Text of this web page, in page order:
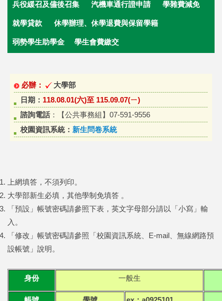
兵役緩召及儘後召集 汽機車通行證申請 學雜費減免
就學貸款 休學辦理、休學退費與保留學籍
弱勢學生助學金 學生會費繳交
必辦：
大學部
日期： 118.08.01(六)至 115.09.07(ㄧ)
諮詢電話：
【公共事務組】07-591-9556
校園資訊系統： 新生問卷系統
上網填答，不須列印。
大學部新生必填，其他學制免填答 。
「預設」帳號密碼請參照下表，英文字母部分請以「小寫」輸
入。
「修改」帳號密碼請參照「校園資訊系統、E-mail、無線網路預
設帳號」說明。
身份 一般生